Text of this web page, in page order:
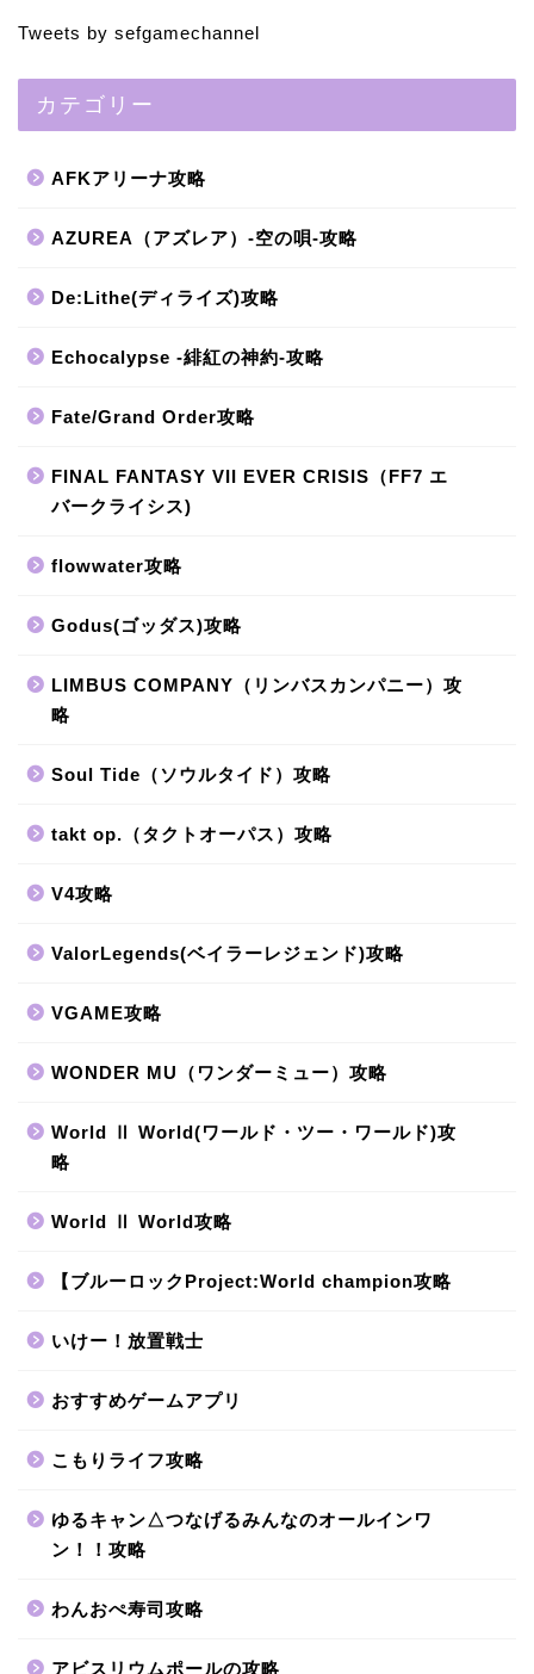
Tweets by sefgamechannel
カテゴリー
AFKアリーナ攻略
AZUREA（アズレア）-空の唄-攻略
De:Lithe(ディライズ)攻略
Echocalypse -緋紅の神約-攻略
Fate/Grand Order攻略
FINAL FANTASY VII EVER CRISIS（FF7 エ
バークライシス)
flowwater攻略
Godus(ゴッダス)攻略
LIMBUS COMPANY（リンバスカンパニー）攻
略
Soul Tide（ソウルタイド）攻略
takt op.（タクトオーパス）攻略
V4攻略
ValorLegends(ベイラーレジェンド)攻略
VGAME攻略
WONDER MU（ワンダーミュー）攻略
World Ⅱ World(ワールド・ツー・ワールド)攻
略
World Ⅱ World攻略
【ブルーロックProject:World champion攻略
いけー！放置戦士
おすすめゲームアプリ
こもりライフ攻略
ゆるキャン△つなげるみんなのオールインワ
ン！！攻略
わんおぺ寿司攻略
アビスリウムポールの攻略